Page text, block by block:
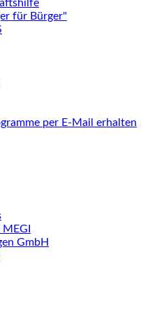
für Bürger"
per E-Mail erhalten
GmbH